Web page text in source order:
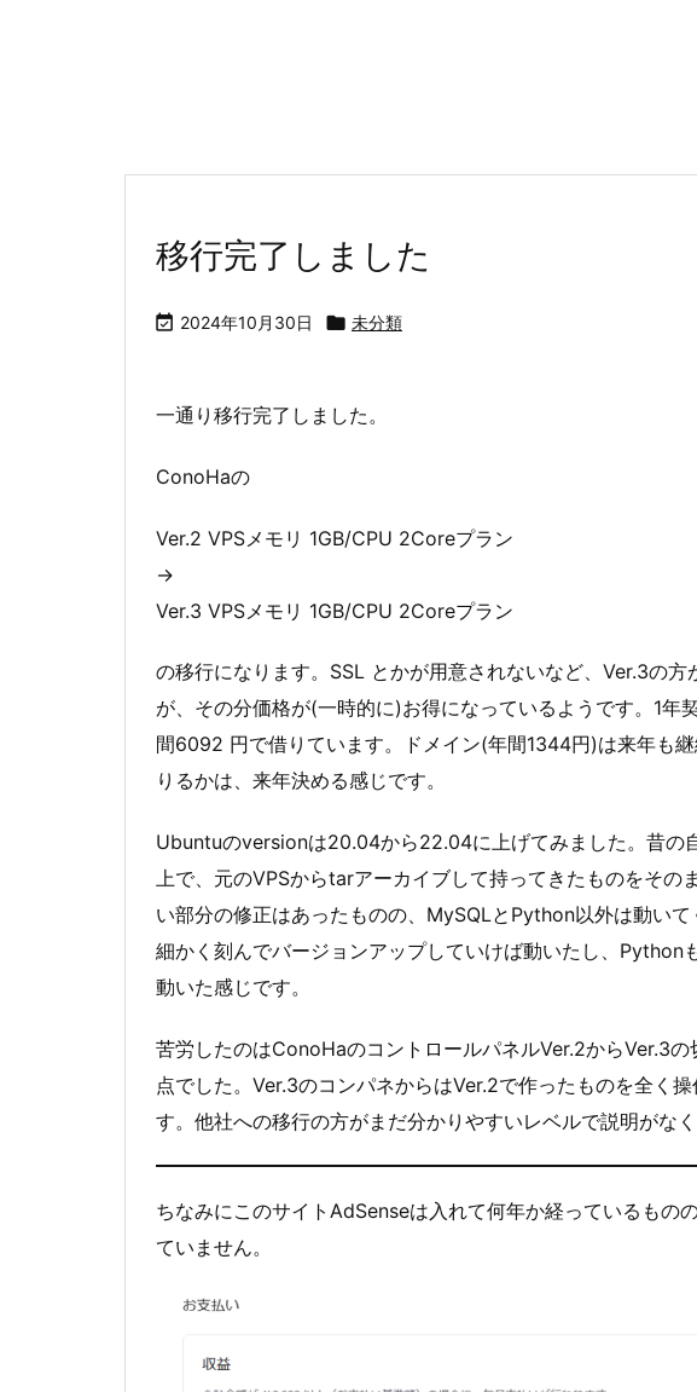
移行完了しました
 2024年10月30日  未分類
一通り移行完了しました。
ConoHaの
Ver.2 VPSメモリ 1GB/CPU 2Coreプラン
→
Ver.3 VPSメモリ 1GB/CPU 2Coreプラン
の移行になります。SSL とかが用意されないなど、Ver.3の
が、その分価格が(一時的に)お得になっているようです。1年
間6092 円で借りています。ドメイン(年間1344円)は来年も
りるかは、来年決める感じです。
Ubuntuのversionは20.04から22.04に上げてみました。昔の
上で、元のVPSからtarアーカイブして持ってきたものをその
い部分の修正はあったものの、MySQLとPython以外は動い
細かく刻んでバージョンアップしていけば動いたし、Python
動いた感じです。
苦労したのはConoHaのコントロールパネルVer.2からVer.3
点でした。Ver.3のコンパネからはVer.2で作ったものを全く
す。他社への移行の方がまだ分かりやすいレベルで説明がな
ちなみにこのサイトAdSenseは入れて何年か経っているもの
ていません。